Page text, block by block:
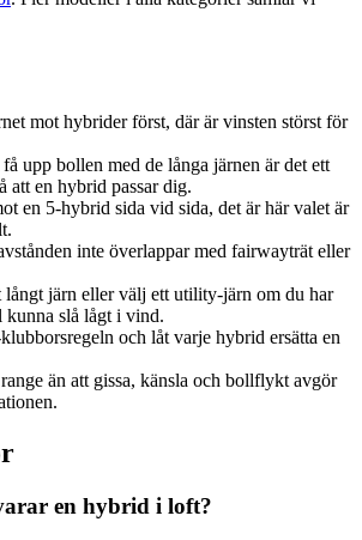
mot hybrider först, där är vinsten störst för
upp bollen med de långa järnen är det ett
att en hybrid passar dig.
en 5-hybrid sida vid sida, det är här valet är
inte överlappar med fairwayträt eller
långt järn eller välj ett utility-järn om du har
slå lågt i vind.
och låt varje hybrid ersätta en
än att gissa, känsla och bollflykt avgör
en hybrid i loft?